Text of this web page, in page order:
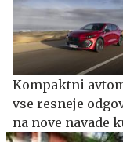
Kompaktni
vse resneje
na nove navade